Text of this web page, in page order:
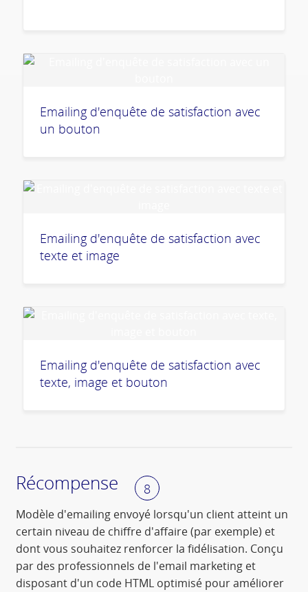
Emailing d'enquête de satisfaction avec
un bouton
Emailing d'enquête de satisfaction avec
texte et image
Emailing d'enquête de satisfaction avec
texte, image et bouton
Récompense 8
Modèle d'emailing envoyé lorsqu'un client atteint un
certain niveau de chiffre d'affaire (par exemple) et
dont vous souhaitez renforcer la fidélisation. Conçu
par des professionnels de l'email marketing et
disposant d'un code HTML optimisé pour améliorer